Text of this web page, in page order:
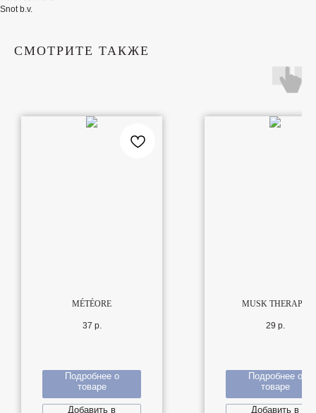
Snot b.v.
СМОТРИТЕ ТАКЖЕ
MÉTÉORE
37 р.
Подробнее о
товаре
Добавить в
MUSK THERAPY
29 р.
Подробнее о
товаре
Добавить в